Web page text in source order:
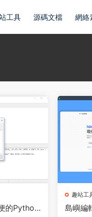
工具 源碼文檔 網絡
的Python
趣站工
島嶼編